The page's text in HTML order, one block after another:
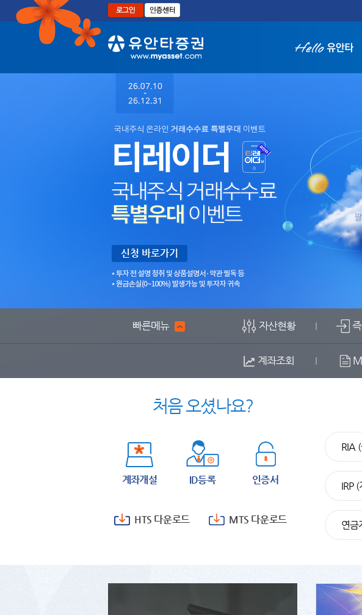
본문으로 바로가기
신청 바로가기
빠른메뉴 자산현황
계좌조회
처음 오셨나요?
계좌개설 ID등록 인증서
HTS 다운로드 MTS 다운로드
RIA
IRP
연금